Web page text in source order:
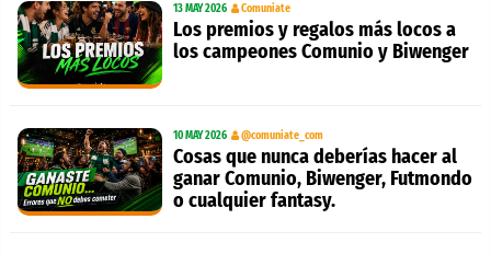
13 MAY 2026 Comuniate
Los premios y regalos más locos a
los campeones Comunio y Biwenger
10 MAY 2026 @comuniate_com
Cosas que nunca deberías hacer al
ganar Comunio, Biwenger, Futmondo
o cualquier fantasy.